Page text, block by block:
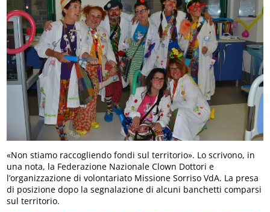
«Non stiamo raccogliendo fondi sul territorio». Lo scrivono, in
una nota, la Federazione Nazionale Clown Dottori e
l’organizzazione di volontariato Missione Sorriso VdA. La presa
di posizione dopo la segnalazione di alcuni banchetti comparsi
sul territorio.